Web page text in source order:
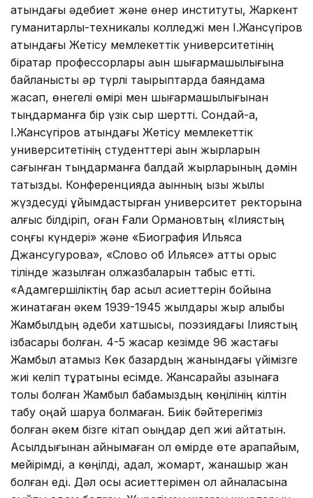
атындағы әдебиет және өнер институты, Жаркент
гуманитарлық-техникалық колледжі мен І.Жансүгіров
атындағы Жетісу мемлекеттік университетінің
бірқатар профессорлары ақын шығармашылығына
байланысты әр түрлі тақырыптарда баяндама
жасап, өнегелі өмірі мен шығармашылығынан
тыңдарманға бір үзік сыр шертті. Сондай-ақ,
І.Жансүгіров атындағы Жетісу мемлекеттік
университетінің студенттері ақын жырларын
сағынған тыңдарманға балдай жырларының дәмін
татқызды. Конференцияда ақынның қызы жылы
жүздесуді ұйымдастырған университет ректорына
алғыс білдіріп, оған Ғали Ормановтың «Ілиястың
соңғы күндері» және «Биография Ильяса
Джансугурова», «Слово об Ильясе» атты орыс
тілінде жазылған қолжазбаларын табыс етті.
«Адамгершіліктің бар асыл қасиеттерін бойына
жинақтаған әкем 1939-1945 жылдары жыр алыбы
Жамбылдың әдеби хатшысы, поэзиядағы Ілиястың
ізбасары болған. 4-5 жасар кезімде 96 жастағы
Жамбыл атамыз Көк базардың жанындағы үйімізге
жиі келіп тұратыны есімде. Жансарайы қазынаға
толы болған Жамбыл бабамыздың көңілінің кілтін
табу оңай шаруа болмаған. Биік бәйтерегіміз
болған әкем бізге кітап оқыңдар деп жиі айтатын.
Асылдығынан айнымаған ол өмірде өте қарапайым,
мейірімді, ақ көңілді, адал, жомарт, жанашыр жан
болған еді. Дәл осы қасиеттерімен ол айналасына